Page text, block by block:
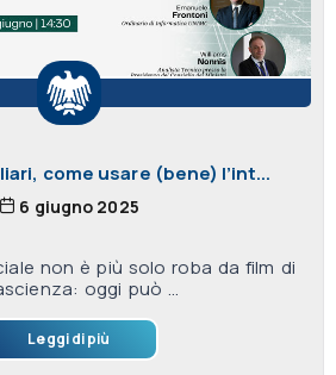
come usare (bene) l’int...
6 giugno 2025
non è più solo roba da film di
oggi può ...
Leggi di più